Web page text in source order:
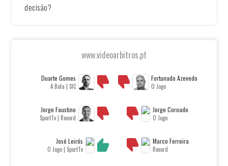
decisão?
www.videoarbitros.pt
Duarte Gomes
A Bola | SIC
Fortunado Azevedo
O Jogo
Jorge Faustino
SportTv | Record
Jorge Coroado
O Jogo
José Leirós
O Jogo | SportTv
Marco Ferreira
Record